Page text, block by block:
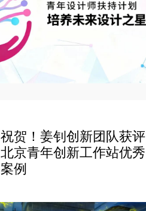
祝贺！姜钊创新团队获评
北京青年创新工作站优秀
案例